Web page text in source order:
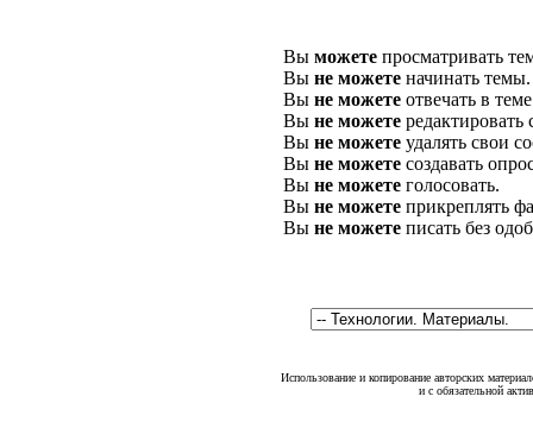
Вы можете просматривать
Вы не можете начинать темы.
Вы не можете отвечать в
Вы не можете
Вы не можете удалять свои
Вы не можете создавать
Вы не можете голосовать.
Вы не можете прикреплять
Вы не можете писать без
Использование и копирование авторских
и с обязательной